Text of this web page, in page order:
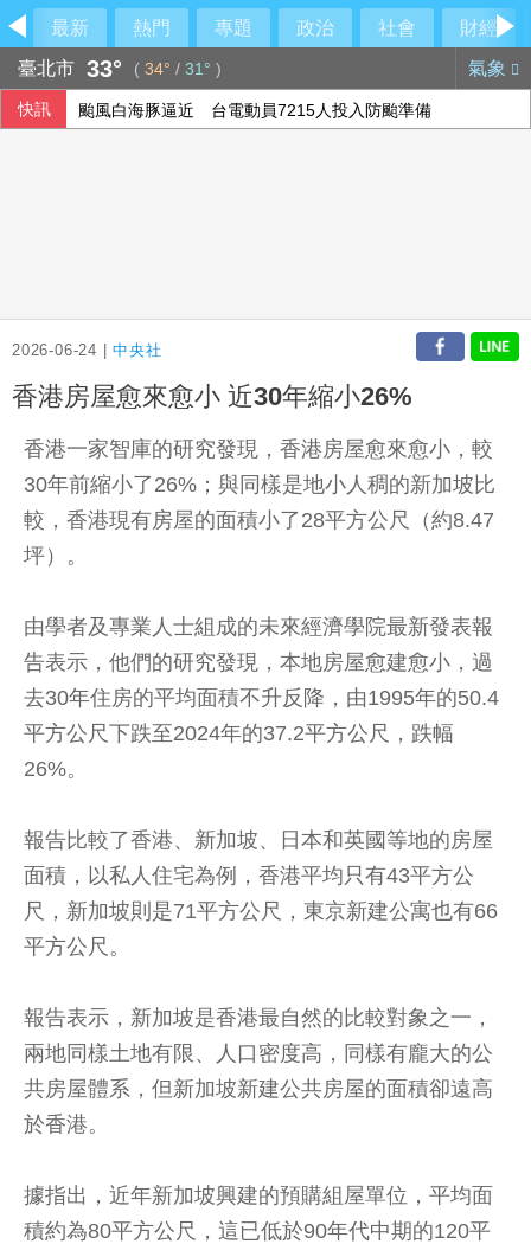
最新 熱門 專題 政治 社會
財經
臺北市 33° ( 34° / 31° ) 氣象
快訊 颱風白海豚逼近 台電動員7215人投入防颱準備
2026-06-24 |中央社
香港房屋愈來愈小 近30年縮小26%
香港一家智庫的研究發現，香港房屋愈來愈小，較
30年前縮小了26%；與同樣是地小人稠的新加坡比
較，香港現有房屋的面積小了28平方公尺（約8.47
坪）。
由學者及專業人士組成的未來經濟學院最新發表報
告表示，他們的研究發現，本地房屋愈建愈小，過
去30年住房的平均面積不升反降，由1995年的50.4
平方公尺下跌至2024年的37.2平方公尺，跌幅
26%。
報告比較了香港、新加坡、日本和英國等地的房屋
面積，以私人住宅為例，香港平均只有43平方公
尺，新加坡則是71平方公尺，東京新建公寓也有66
平方公尺。
報告表示，新加坡是香港最自然的比較對象之一，
兩地同樣土地有限、人口密度高，同樣有龐大的公
共房屋體系，但新加坡新建公共房屋的面積卻遠高
於香港。
據指出，近年新加坡興建的預購組屋單位，平均面
積約為80平方公尺，這已低於90年代中期的120平